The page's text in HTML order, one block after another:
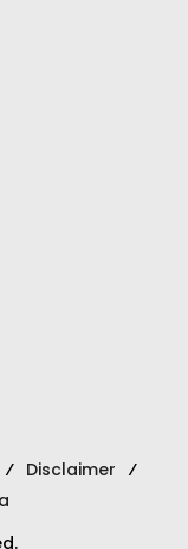
Disclaimer